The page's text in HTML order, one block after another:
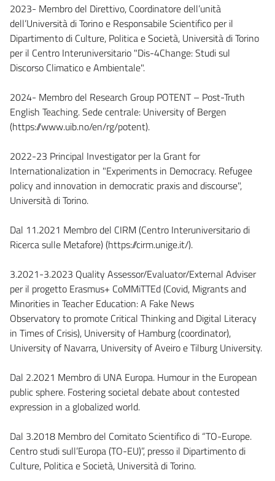
2023- Membro del Direttivo, Coordinatore dell’unità
dell’Università di Torino e Responsabile Scientifico per il
Dipartimento di Culture, Politica e Società, Università di Torino
per il Centro Interuniversitario "Dis-4Change: Studi sul
Discorso Climatico e Ambientale".
2024- Membro del Research Group POTENT – Post-Truth
English Teaching. Sede centrale: University of Bergen
(https://www.uib.no/en/rg/potent).
2022-23 Principal Investigator per la Grant for
Internationalization in "Experiments in Democracy. Refugee
policy and innovation in democratic praxis and discourse",
Università di Torino.
Dal 11.2021 Membro del CIRM (Centro Interuniversitario di
Ricerca sulle Metafore) (https://cirm.unige.it/).
3.2021-3.2023 Quality Assessor/Evaluator/External Adviser
per il progetto Erasmus+ CoMMiTTEd (Covid, Migrants and
Minorities in Teacher Education: A Fake News
Observatory to promote Critical Thinking and Digital Literacy
in Times of Crisis), University of Hamburg (coordinator),
University of Navarra, University of Aveiro e Tilburg University.
Dal 2.2021 Membro di UNA Europa. Humour in the European
public sphere. Fostering societal debate about contested
expression in a globalized world.
Dal 3.2018 Membro del Comitato Scientifico di “TO-Europe.
Centro studi sull’Europa (TO-EU)”, presso il Dipartimento di
Culture, Politica e Società, Università di Torino.